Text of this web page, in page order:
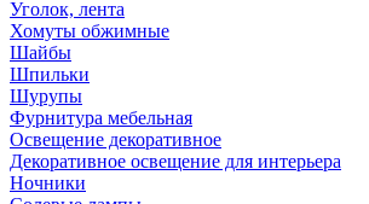
Уголок, лента
Хомуты обжимные
Шайбы
Шпильки
Шурупы
Фурнитура мебельная
Освещение декоративное
Декоративное освещение для интерьера
Ночники